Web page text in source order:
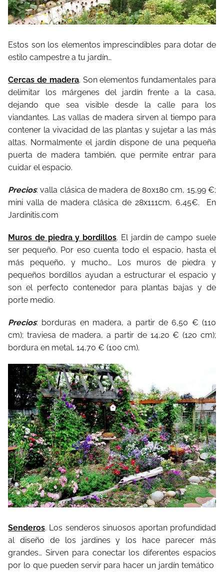
Estos son los elementos imprescindibles para dotar de
estilo campestre a tu jardín…
Cercas de madera. Son elementos fundamentales para
delimitar los márgenes del jardín frente a la casa,
dejando que sea visible desde la calle para los
viandantes. Las vallas de madera sirven al tiempo para
contener la vivacidad de las plantas y sujetar a las más
altas. Normalmente el jardín dispone de una pequeña
puerta de madera también, que permite entrar para
cuidar el espacio.
Precios: valla clásica de madera de 80x180 cm, 15,99 €;
mini valla de madera clásica de 28x111cm, 6,45€. En
Jardinitis.com
Muros de piedra y bordillos. El jardín de campo suele
ser pequeño. Por eso cuenta todo el espacio, hasta el
más pequeño, y mucho… Los muros de piedra y
pequeños bordillos ayudan a estructurar el espacio y
son el perfecto contenedor para plantas bajas y de
porte medio.
Precios: borduras en madera, a partir de 6,50 € (110
cm); traviesa de madera, a partir de 14,20 € (120 cm);
bordura en metal, 14,70 € (100 cm).
Senderos. Los senderos sinuosos aportan profundidad
al diseño de los jardines y los hace parecer más
grandes… Sirven para conectar los diferentes espacios
por lo que pueden servir para hacer un jardín temático